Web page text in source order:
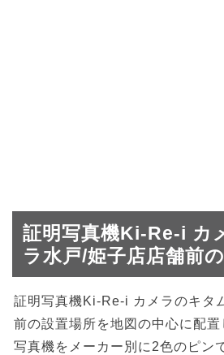
証明写真機Ki-Re-i カ
ラ水戸/姫子店店舗前
証明写真機Ki-Re-i カメラのキタ
前の設置場所を地図の中心に配
写真機をメーカー別に2色のピン